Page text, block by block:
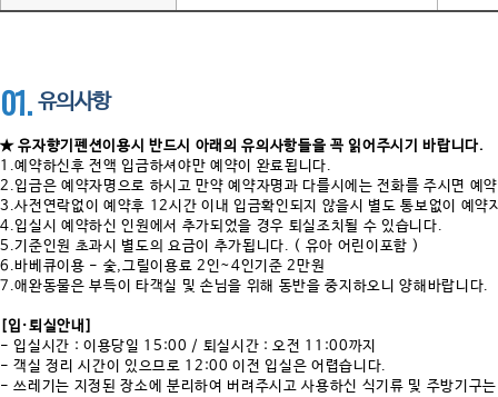
01. 유의사항
★ 유자향기펜션이용시 반드시 아래의 유의사항들을 꼭 읽어주시기 바랍니다.
1.예약하신후 전액 입금하셔야만 예약이 완료됩니다.
2.입금은 예약자명으로 하시고 만약 예약자명과 다를시에는 전화를 주시면 예
3.사전연락없이 예약후 12시간 이내 입금확인되지 않을시 별도 통보없이 예약
4.입실시 예약하신 인원에서 추가되었을 경우 퇴실조치될 수 있습니다.
5.기준인원 초과시 별도의 요금이 추가됩니다. ( 유아 어린이포함 )
6.바베큐이용 - 숯,그릴이용료 2인~4인기준 2만원
7.애완동물은 부득이 타객실 및 손님을 위해 동반을 중지하오니 양해바랍니다.
[입·퇴실안내]
- 입실시간 : 이용당일 15:00 / 퇴실시간 : 오전 11:00까지
- 객실 정리 시간이 있으므로 12:00 이전 입실은 어렵습니다.
- 쓰레기는 지정된 장소에 분리하여 버려주시고 사용하신 식기류 및 주방기구